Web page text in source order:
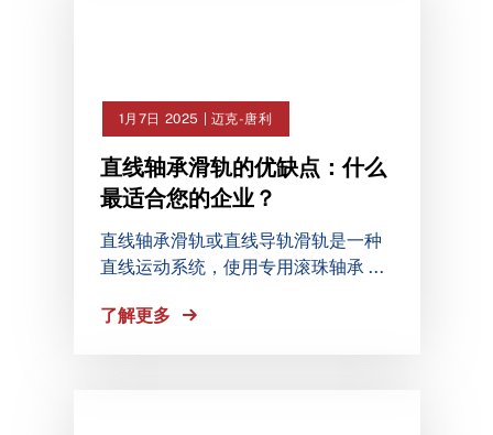
1月7日 2025 | 迈克-唐利
直线轴承滑轨的优缺点：什么
最适合您的企业？
直线轴承滑轨或直线导轨滑轨是一种
直线运动系统，使用专用滚珠轴承 ...
了解更多